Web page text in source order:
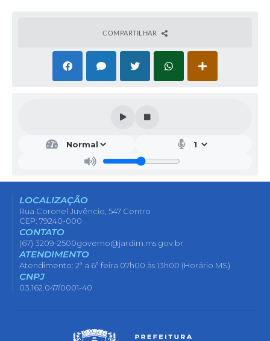
COMPARTILHAR
LOCALIZAÇÃO
Rua Coronel Juvêncio, 547 Centro
CEP: 79240-000
CONTATO
(67) 3209-2500governo@jardim.ms.gov.br
ATENDIMENTO
Atendimento: 2ª a 6ª feira 07h00 às 13h00 (Horário MS)
CNPJ
03.162.047/0001-40